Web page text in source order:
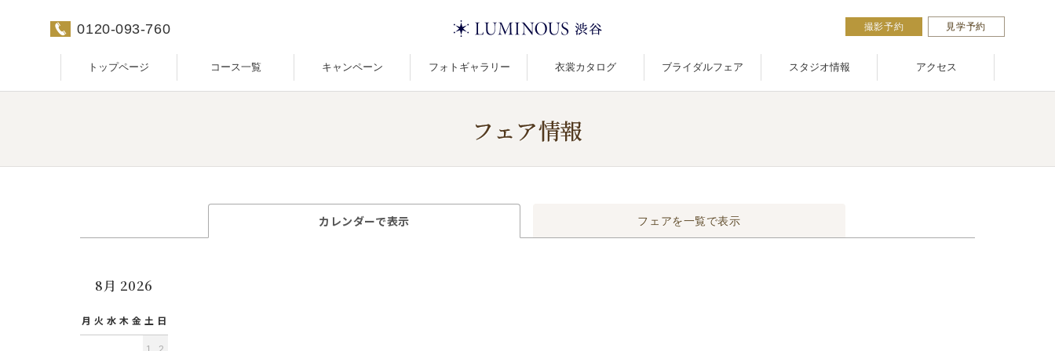
0120-093-760 撮影予約 見学予約
トップページ コース一覧 キャンペーン フォトギャラリー 衣裳カタログ ブライダルフェア スタジオ情報 アクセス
フェア情報
カレンダーで表示 フェアを一覧で表示
8月 2026
月 火 水 木 金 土 日